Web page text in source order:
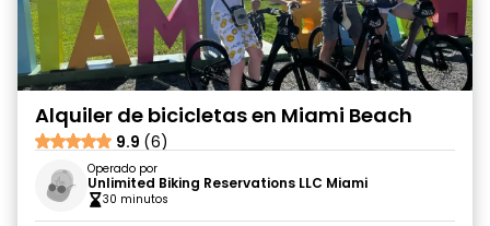
Alquiler de bicicletas en Miami Beach
9.9 (6)
Operado por
Unlimited Biking Reservations LLC Miami
30 minutos